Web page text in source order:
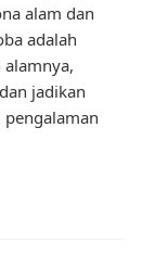
alam dan
adalah
jadikan
pengalaman